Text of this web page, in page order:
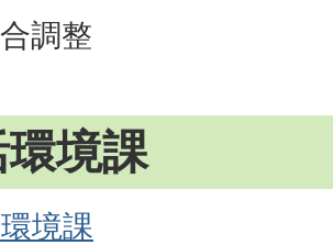
調整
境課
境課